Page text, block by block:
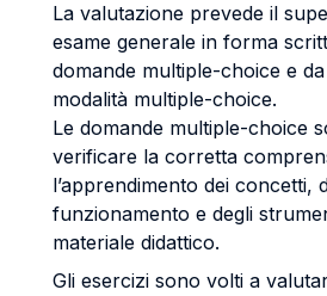
La valutazione prevede il
esame generale in forma
domande multiple-choice e
modalità multiple-choice.
Le domande multiple-choice
verificare la corretta
l’apprendimento dei concetti,
funzionamento e degli
materiale didattico.
Gli esercizi sono volti a